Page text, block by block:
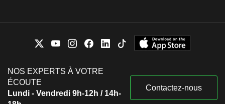
NOS EXPERTS À VOTRE
ÉCOUTE
Lundi - Vendredi 9h-12h / 14h-
Contactez-nous